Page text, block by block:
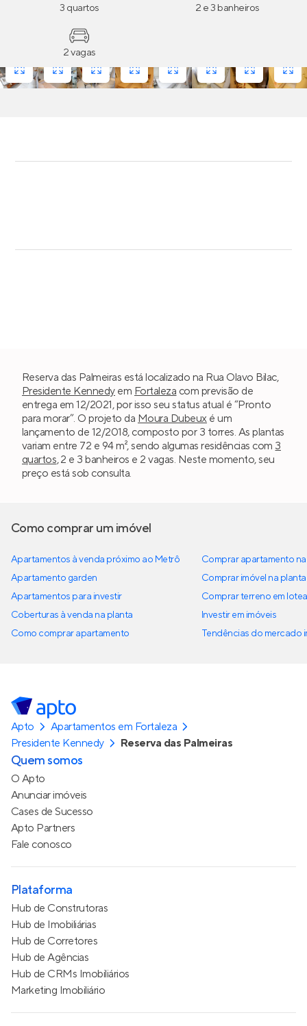
3 quartos 2 e 3 banheiros
2 vagas
Reserva das Palmeiras está localizado na Rua Olavo Bilac,
Presidente Kennedy em Fortaleza com previsão de
entrega em 12/2021, por isso seu status atual é “Pronto
para morar”. O projeto da Moura Dubeuxé um
lançamento de 12/2018, composto por 3 torres. As plantas
variam entre 72 e 94 m², sendo algumas residências com 3
quartos, 2 e 3 banheiros e 2 vagas. Neste momento, seu
preço está sob consulta.
Como comprar um imóvel
Apartamentos à venda próximo ao Metrô
Apartamento garden
Apartamentos para investir
Coberturas à venda na planta
Como comprar apartamento
Comprar apartamento
Comprar imóvel na planta
Comprar terreno em
Investir em imóveis
Tendências do mercado
Apto
Apartamentos em Fortaleza
Presidente Kennedy
Reserva das Palmeiras
Quem somos
O Apto
Anunciar imóveis
Cases de Sucesso
Apto Partners
Fale conosco
Plataforma
Hub de Construtoras
Hub de Imobiliárias
Hub de Corretores
Hub de Agências
Hub de CRMs Imobiliários
Marketing Imobiliário